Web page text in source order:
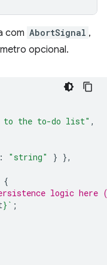
com AbortSignal ,
opcional.
to the to-do list" ,
: "string" } },
{
logic here
} ` ;